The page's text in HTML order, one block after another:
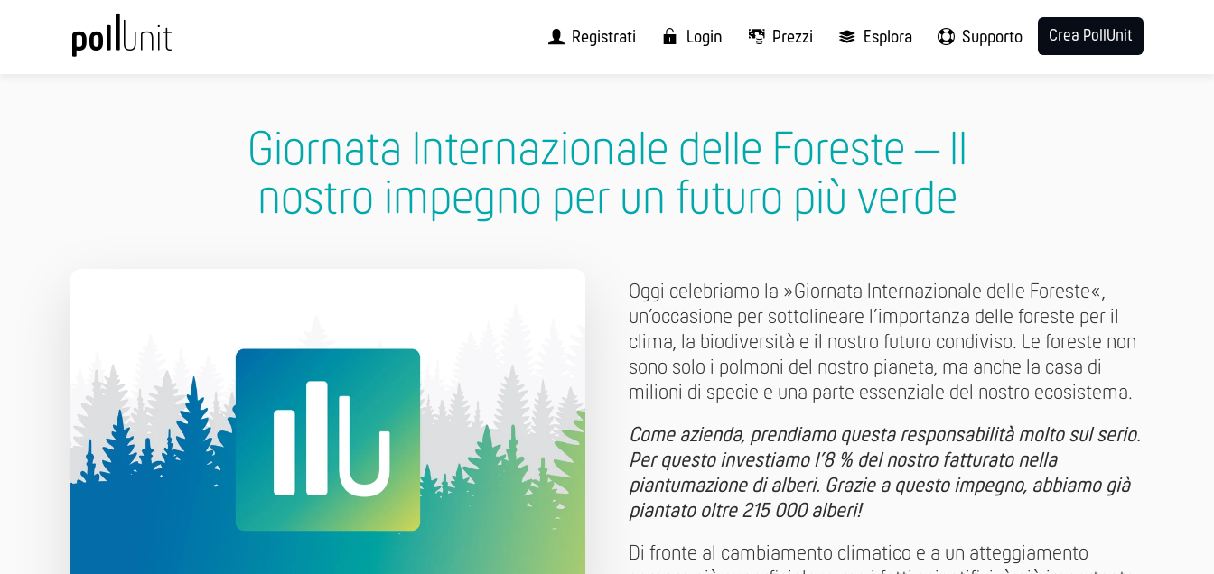
Registrati Login Prezzi Esplora Supporto Crea PollUnit
Giornata Internazionale delle Foreste – Il
nostro impegno per un futuro più verde
Oggi celebriamo la »Giornata Internazionale delle Foreste«,
un’occasione per sottolineare l’importanza delle foreste per il
clima, la biodiversità e il nostro futuro condiviso. Le foreste non
sono solo i polmoni del nostro pianeta, ma anche la casa di
milioni di specie e una parte essenziale del nostro ecosistema.
Come azienda, prendiamo questa responsabilità molto sul serio.
Per questo investiamo l’8 % del nostro fatturato nella
piantumazione di alberi. Grazie a questo impegno, abbiamo già
piantato oltre 215 000 alberi!
Di fronte al cambiamento climatico e a un atteggiamento